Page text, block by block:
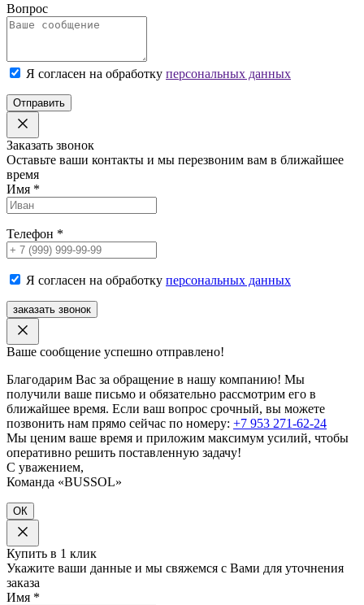
Вопрос
Я согласен на обработку персональных данных
Отправить
Заказать звонок
Оставьте ваши контакты и мы перезвоним вам в ближайшее
время
Имя *
Телефон *
Я согласен на обработку персональных данных
заказать звонок
Ваше сообщение успешно отправлено!
Благодарим Вас за обращение в нашу компанию! Мы
получили ваше письмо и обязательно рассмотрим его в
ближайшее время. Если ваш вопрос срочный, вы можете
позвонить нам прямо сейчас по номеру: +7 953 271-62-24
Мы ценим ваше время и приложим максимум усилий, чтобы
оперативно решить поставленную задачу!
С уважением,
Команда «BUSSOL»
ОК
Купить в 1 клик
Укажите ваши данные и мы свяжемся с Вами для уточнения
заказа
Имя *